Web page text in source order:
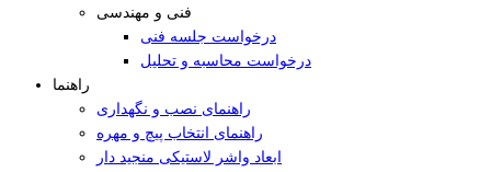
فنی و مهندسی
درخواست جلسه فنی
درخواست محاسبه و تحلیل
راهنما
راهنمای نصب و نگهداری
راهنمای انتخاب پیچ و مهره
ابعاد واشر لاستیکی منجید دار